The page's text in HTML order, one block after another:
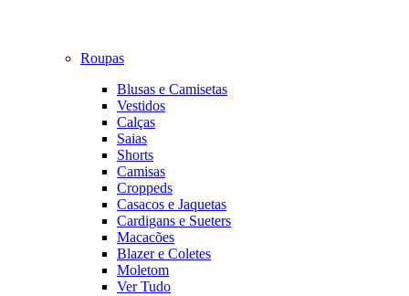
Roupas
Blusas e Camisetas
Vestidos
Calças
Saias
Shorts
Camisas
Croppeds
Casacos e Jaquetas
Cardigans e Sueters
Macacões
Blazer e Coletes
Moletom
Ver Tudo